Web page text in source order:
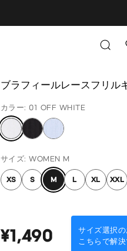
ブラフィールレースフリル
カラー: 01 OFF WHITE
サイズ: WOMEN M
XS S M L XL XXL
サイズ選択
こちらで解
¥1,490